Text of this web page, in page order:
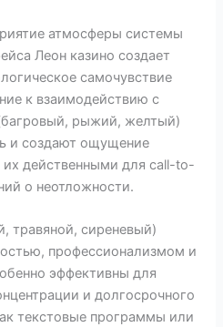
атмосферы системы
Леон казино создает
самочувствие
к взаимодействию с
рыжий, желтый)
и создают ощущение
их действенными для call-to-
о неотложности.
травяной, сиреневый)
профессионализмом и
эффективны для
и долгосрочного
текстовые программы или